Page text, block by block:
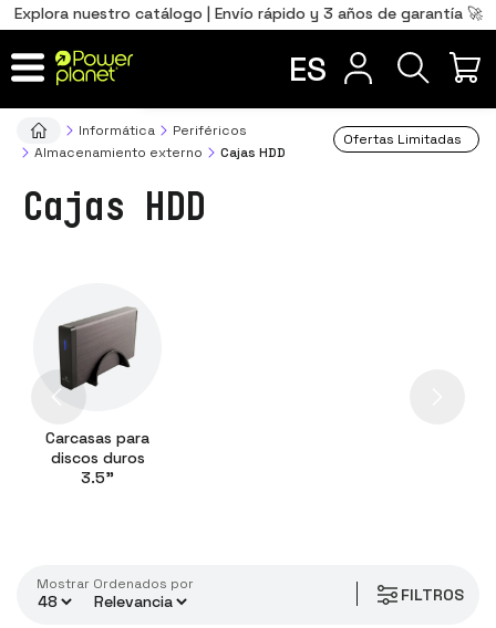
Explora nuestro catálogo | Envío rápido y 3 años de garantía 🚀
ES
Informática
Periféricos
Almacenamiento externo
Cajas HDD
Ofertas Limitadas
Cajas HDD
Carcasas para
discos duros
3.5"
FILTROS
Mostrar ordenados por
precio Total 0,00€
IR AL CARRITO
Português
PT
FR